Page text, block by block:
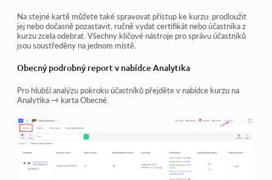
Na stejné kartě můžete také spravovat přístup ke kurzu: prodloužit
jej nebo dočasně pozastavit, ručně vydat certifikát nebo účastníka z
kurzu zcela odebrat. Všechny klíčové nástroje pro správu účastníků
jsou soustředěny na jednom místě.
Obecný podrobný report v nabídce Analytika
Pro hlubší analýzu pokroku účastníků přejděte v nabídce kurzu na
Analytika → karta Obecné